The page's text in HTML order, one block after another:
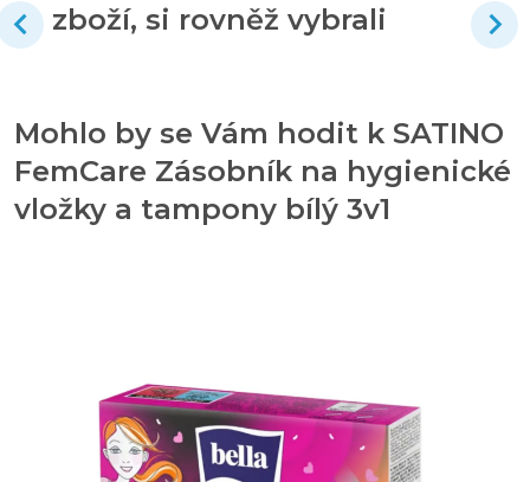
zboží, si rovněž vybrali
Mohlo by se Vám hodit k SATINO
FemCare Zásobník na hygienické
vložky a tampony bílý 3v1